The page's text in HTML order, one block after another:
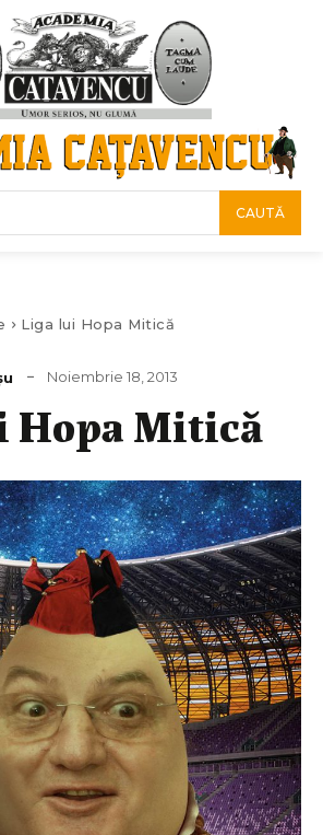
CAUTĂ
Liga lui Hopa Mitică
Noiembrie 18, 2013
Hopa Mitică